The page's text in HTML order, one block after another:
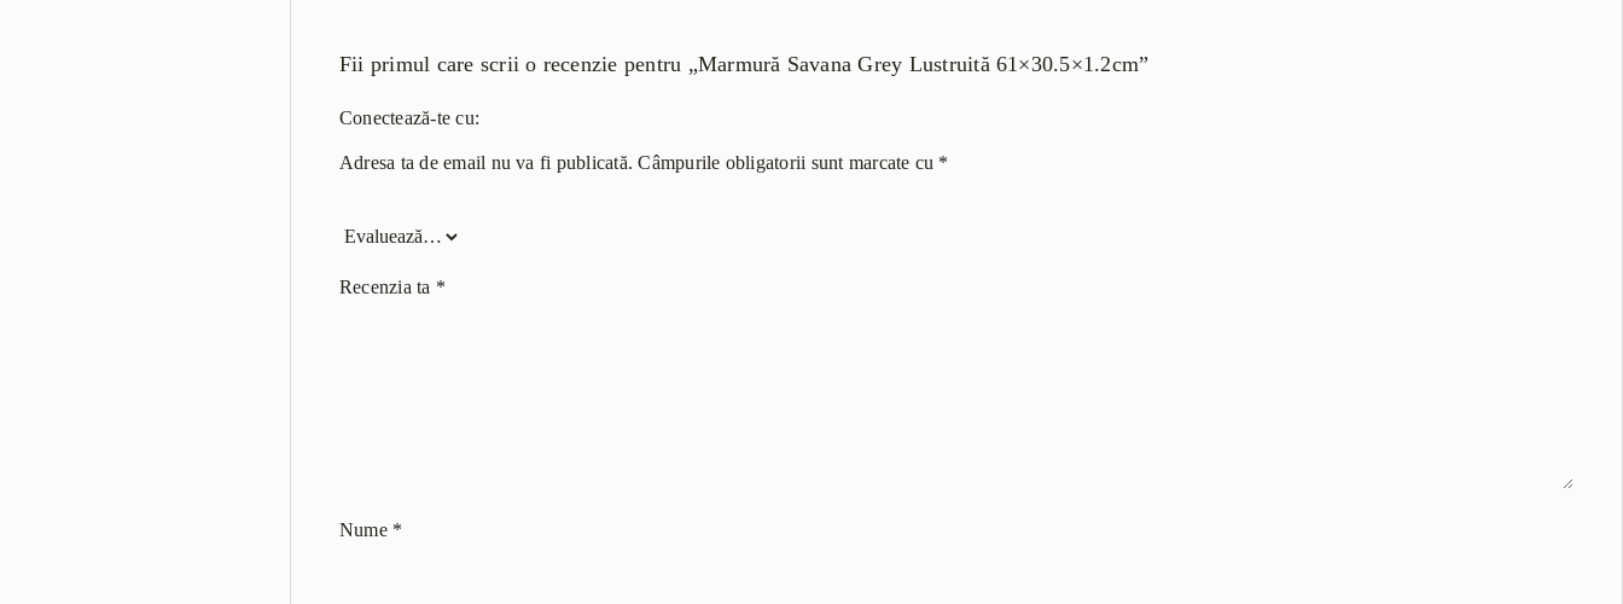
Fii primul care scrii o recenzie pentru „Marmură Savana Grey Lustruită 61×30.5×1.2cm”
Conectează-te cu:
Adresa ta de email nu va fi publicată. Câmpurile obligatorii sunt marcate cu *
Recenzia ta *
Nume *